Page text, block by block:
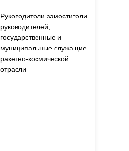
Руководители заместители
руководителей,
государственные и
муниципальные служащие
ракетно-космической
отрасли